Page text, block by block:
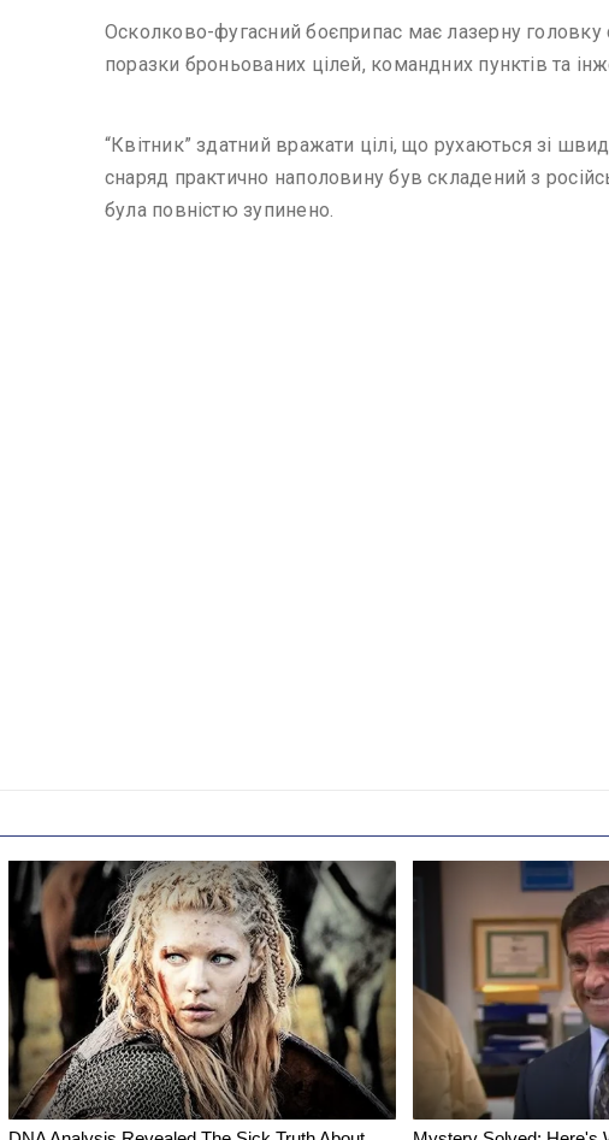
Осколково-фугасний боєприпас має лазерну головку
поразки броньованих цілей, командних пунктів та
“Квітник” здатний вражати цілі, що рухаються зі
снаряд практично наполовину був складений з
була повністю зупинено.